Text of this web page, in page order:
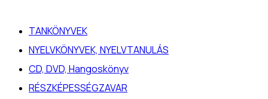
TANKÖNYVEK
NYELVKÖNYVEK, NYELVTANULÁS
CD, DVD, Hangoskönyv
RÉSZKÉPESSÉGZAVAR